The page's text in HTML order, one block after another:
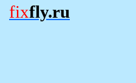
fixfly.ru